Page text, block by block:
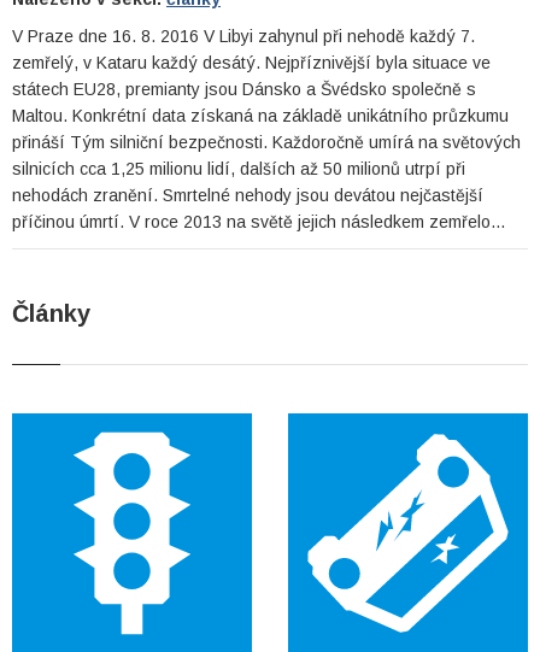
V Praze dne 16. 8. 2016 V Libyi zahynul při nehodě každý 7.
zemřelý, v Kataru každý desátý. Nejpříznivější byla situace ve
státech EU28, premianty jsou Dánsko a Švédsko společně s
Maltou. Konkrétní data získaná na základě unikátního průzkumu
přináší Tým silniční bezpečnosti. Každoročně umírá na světových
silnicích cca 1,25 milionu lidí, dalších až 50 milionů utrpí při
nehodách zranění. Smrtelné nehody jsou devátou nejčastější
příčinou úmrtí. V roce 2013 na světě jejich následkem zemřelo…
Články